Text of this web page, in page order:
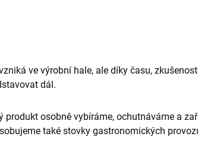
ve výrobní hale, ale díky času,
dál.
produkt osobně vybíráme, ochutnáváme a
také stovky gastronomických